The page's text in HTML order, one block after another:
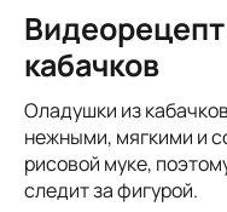
кабачков
Оладушки из
нежными, мягкими и
рисовой муке,
следит за фигурой.